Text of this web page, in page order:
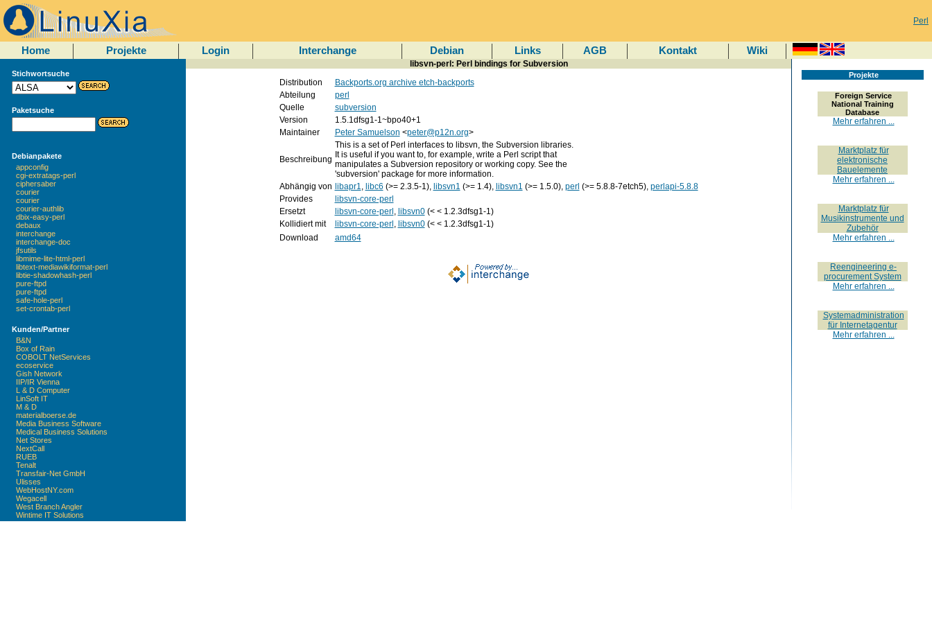
Perl
Home Projekte Login Interchange Debian Links AGB Kontakt Wiki
Stichwortsuche
Paketsuche
Debianpakete
appconfig
cgi-extratags-perl
ciphersaber
courier
courier
courier-authlib
dbix-easy-perl
debaux
interchange
interchange-doc
jfsutils
libmime-lite-html-perl
libtext-mediawikiformat-perl
libtie-shadowhash-perl
pure-ftpd
pure-ftpd
safe-hole-perl
set-crontab-perl
Kunden/Partner
B&N
Box of Rain
COBOLT NetServices
ecoservice
Gish Network
IIP/IR Vienna
L & D Computer
LinSoft IT
M & D
materialboerse.de
Media Business Software
Medical Business Solutions
Net Stores
NextCall
RUEB
Tenalt
Transfair-Net GmbH
Ulisses
WebHostNY.com
Wegacell
West Branch Angler
Wintime IT Solutions
libsvn-perl: Perl bindings for Subversion
Distribution
Backports.org archive etch-backports
Abteilung
perl
Quelle
subversion
Version
1.5.1dfsg1-1~bpo40+1
Maintainer
Peter Samuelson <peter@p12n.org>
Beschreibung
This is a set of Perl interfaces to libsvn, the Subversion libraries.
It is useful if you want to, for example, write a Perl script that
manipulates a Subversion repository or working copy. See the
'subversion' package for more information.
Abhängig von libapr1, libc6 (>= 2.3.5-1), libsvn1 (>= 1.4), libsvn1 (>= 1.5.0), perl (>= 5.8.8-7etch5), perlapi-5.8.8
Provides
libsvn-core-perl
Ersetzt
libsvn-core-perl , libsvn0(< < 1.2.3dfsg1-1)
Kollidiert mit
libsvn-core-perl , libsvn0(< < 1.2.3dfsg1-1)
Download
amd64
Projekte
Foreign Service
National Training
Database
Mehr erfahren ...
Marktplatz für
elektronische
Bauelemente
Mehr erfahren ...
Marktplatz für
Musikinstrumente und
Zubehör
Mehr erfahren ...
Reengineering e-
procurement System
Mehr erfahren ...
Systemadministration
für Internetagentur
Mehr erfahren ...